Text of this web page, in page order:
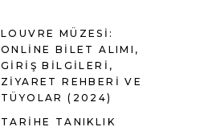
LOUVRE MÜZESI:
ONLINE BILET ALIMI,
GIRIŞ BILGILERI,
ZIYARET REHBERI VE
TÜYOLAR (2024)
TARIHE TANIKLIK